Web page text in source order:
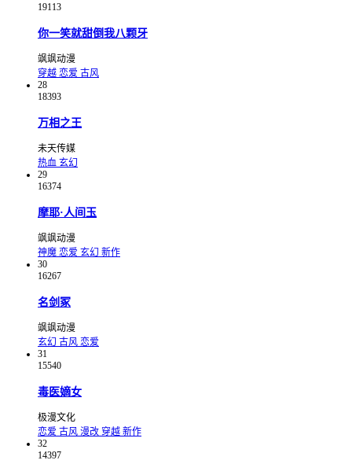
19113
你一笑就甜倒我八颗牙
飒飒动漫
穿越 恋爱 古风
28
18393
万相之王
未天传媒
热血 玄幻
29
16374
摩耶·人间玉
飒飒动漫
神魔 恋爱 玄幻 新作
30
16267
名剑冢
飒飒动漫
玄幻 古风 恋爱
31
15540
毒医嫡女
极漫文化
恋爱 古风 漫改 穿越 新作
32
14397